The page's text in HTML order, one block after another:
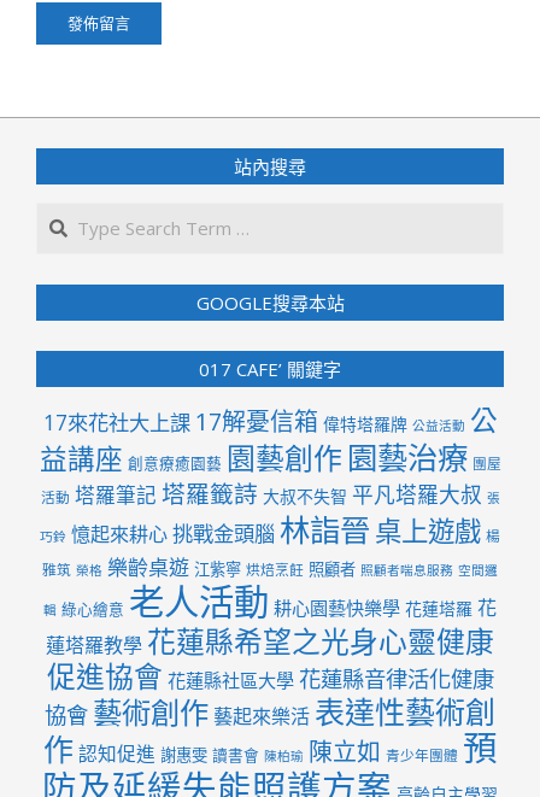
站內搜尋
GOOGLE搜尋本站
017 CAFE’ 關鍵字
17來花社大上課 17解憂信箱 偉特塔羅牌 公益活動 公
益講座 創意療癒園藝 園藝創作 園藝治療 團屋
活動 塔羅筆記 塔羅籤詩 大叔不失智 平凡塔羅大叔 張
巧鈴 憶起來耕心挑戰金頭腦 林詣晉桌上遊戲 楊
雅筑 榮格 樂齡桌遊 江紫寧 烘焙烹飪 照顧者 照顧者喘息服務 空間邏
輯 綠心繪意 老人活動 耕心園藝快樂學 花蓮塔羅 花
蓮塔羅教學 花蓮縣希望之光身心靈健康
促進協會 花蓮縣社區大學 花蓮縣音律活化健康
協會 藝術創作藝起來樂活 表達性藝術創
作 認知促進 謝惠雯 讀書會 陳柏瑜 陳立如 青少年團體 預
防及延緩失能照護方案